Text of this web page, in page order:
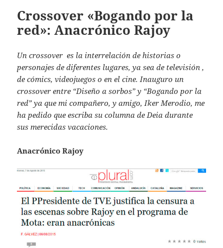
Crossover «Bogando por la
red»: Anacrónico Rajoy
Un crossover es la interrelación de historias o
personajes de diferentes lugares, ya sea de televisión ,
de cómics, videojuegos o en el cine. Inauguro un
crossover entre “Diseño a sorbos” y “Bogando por la
red” ya que mi compañero, y amigo, Iker Merodio, me
ha pedido que escriba su columna de Deia durante
sus merecidas vacaciones.
Anacrónico Rajoy